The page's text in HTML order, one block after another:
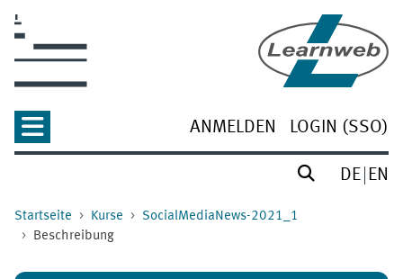
ANMELDEN LOGIN (SSO)
DE EN
Startseite Kurse
SocialMediaNews-2021_1
Beschreibung